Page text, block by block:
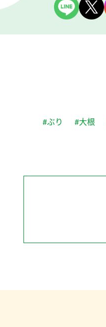
#ぶり #大根